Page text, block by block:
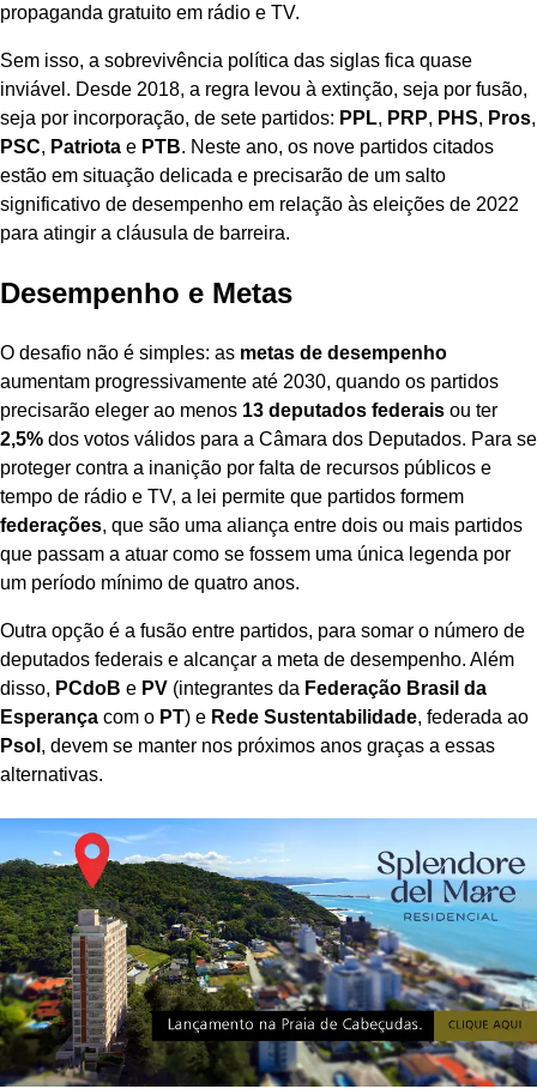
propaganda gratuito em rádio e TV.
Sem isso, a sobrevivência política das siglas fica quase
inviável. Desde 2018, a regra levou à extinção, seja por fusão,
seja por incorporação, de sete partidos: PPL, PRP, PHS, Pros,
PSC, Patriota e PTB. Neste ano, os nove partidos citados
estão em situação delicada e precisarão de um salto
significativo de desempenho em relação às eleições de 2022
para atingir a cláusula de barreira.
Desempenho e Metas
O desafio não é simples: as metas de desempenho
aumentam progressivamente até 2030, quando os partidos
precisarão eleger ao menos 13 deputados federais ou ter
2,5% dos votos válidos para a Câmara dos Deputados. Para se
proteger contra a inanição por falta de recursos públicos e
tempo de rádio e TV, a lei permite que partidos formem
federações, que são uma aliança entre dois ou mais partidos
que passam a atuar como se fossem uma única legenda por
um período mínimo de quatro anos.
Outra opção é a fusão entre partidos, para somar o número de
deputados federais e alcançar a meta de desempenho. Além
disso, PCdoB e PV (integrantes da Federação Brasil da
Esperança com o PT) e Rede Sustentabilidade, federada ao
Psol , devem se manter nos próximos anos graças a essas
alternativas.